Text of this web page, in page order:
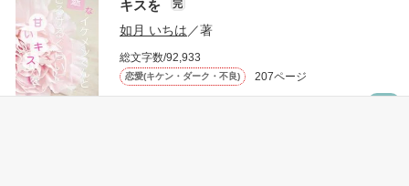
「澪ちゃん。」
それは止まっていた恋が再び動き始める合図──。
作品を読む
キスを
完
如月 いちは ／著
総文字数/92,933
恋愛(キケン・ダーク・不良) 207ページ